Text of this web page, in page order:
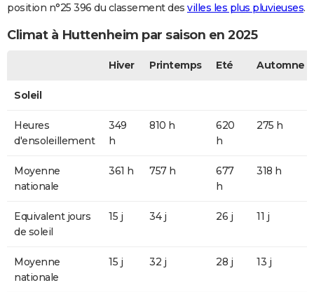
position n°25 396 du classement des villes les plus pluvieuses.
Climat à Huttenheim par saison en 2025
Hiver Printemps Eté Automne
Soleil
Heures
d'ensoleillement
349
h
810 h
620
h
275 h
Moyenne
nationale
361 h 757 h
677
h
318 h
Equivalent jours
de soleil
15 j 34 j 26 j 11 j
Moyenne
nationale
15 j 32 j 28 j 13 j